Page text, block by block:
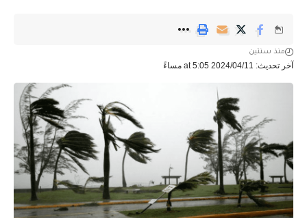
آخر تحديث: 2024/04/11 at 5:05 مساءً
منذ سنتين